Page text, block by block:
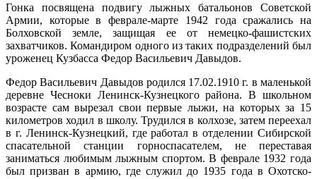
Гонка посвящена подвигу лыжных батальонов Советской
Армии, которые в феврале-марте 1942 года сражались на
Болховской земле, защищая ее от немецко-фашистских
захватчиков. Командиром одного из таких подразделений был
уроженец Кузбасса Федор Васильевич Давыдов.
Федор Васильевич Давыдов родился 17.02.1910 г. в маленькой
деревне Чесноки Ленинск-Кузнецкого района. В школьном
возрасте сам вырезал свои первые лыжи, на которых за 15
километров ходил в школу. Трудился в колхозе, затем переехал
в г. Ленинск-Кузнецкий, где работал в отделении Сибирской
спасательной станции горноспасателем, не переставая
заниматься любимым лыжным спортом. В феврале 1932 года
был призван в армию, где служил до 1935 года в Охотско-